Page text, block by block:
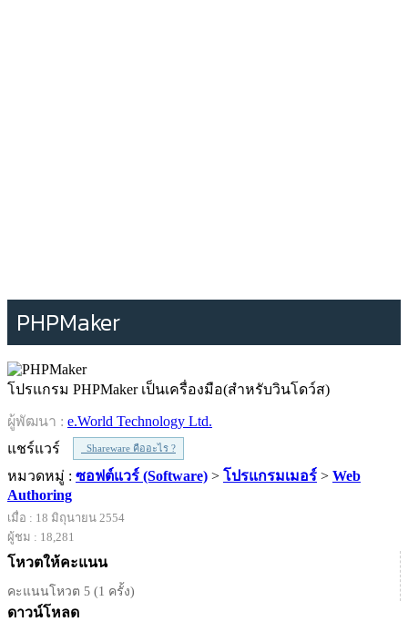
PHPMaker
โปรแกรม PHPMaker เป็นเครื่องมือ(สำหรับวินโดว์ส)
ผู้พัฒนา : e.World Technology Ltd.
แชร์แวร์
Shareware คืออะไร ?
หมวดหมู่ : ซอฟต์แวร์ (Software) > โปรแกรมเมอร์ > Web
Authoring
เมื่อ : 18 มิถุนายน 2554
ผู้ชม : 18,281
โหวตให้คะแนน
คะแนนโหวต 5 (1 ครั้ง)
ดาวน์โหลด